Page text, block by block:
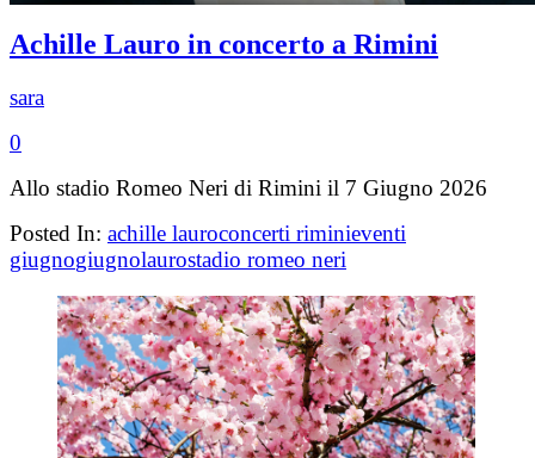
Achille Lauro in concerto a Rimini
sara
0
Allo stadio Romeo Neri di Rimini il 7 Giugno 2026
Posted In: achille lauroconcerti riminieventi
giugnogiugnolaurostadio romeo neri